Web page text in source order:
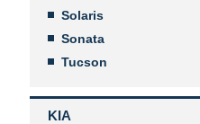
Solaris
Sonata
Tucson
KIA